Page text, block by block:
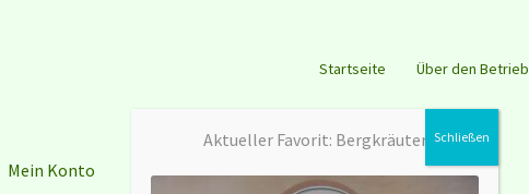
Startseite Über den Betrieb
Mein Konto Warenkorb
Aktueller Favorit: Bergkräuter